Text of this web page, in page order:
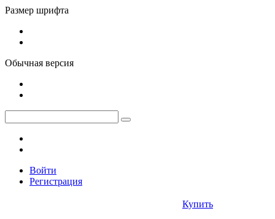
Размер шрифта
Обычная версия
Войти
Регистрация
Купить